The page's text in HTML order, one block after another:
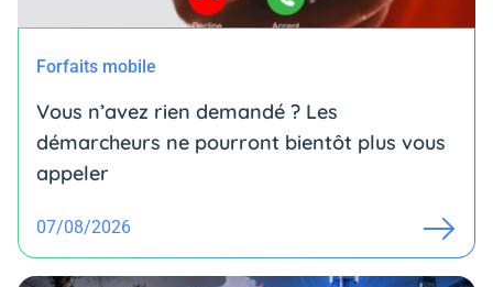
Forfaits mobile
Vous n’avez rien demandé ? Les
démarcheurs ne pourront bientôt plus vous
appeler
07/08/2026